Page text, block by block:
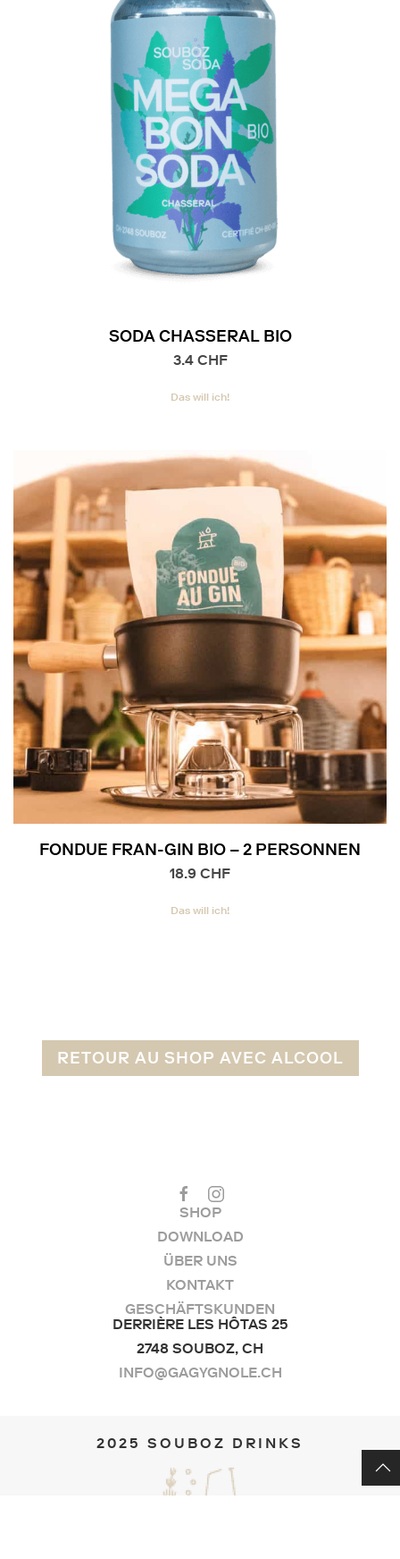
SODA CHASSERAL BIO
3.4 CHF
Das will ich!
FONDUE FRAN-GIN BIO – 2 PERSONNEN
18.9 CHF
Das will ich!
RETOUR AU SHOP AVEC ALCOOL
SHOP
DOWNLOAD
ÜBER UNS
KONTAKT
GESCHÄFTSKUNDEN
DERRIÈRE LES HÔTAS 25
2748 SOUBOZ, CH
INFO@GAGYGNOLE.CH
2025 SOUBOZ DRINKS